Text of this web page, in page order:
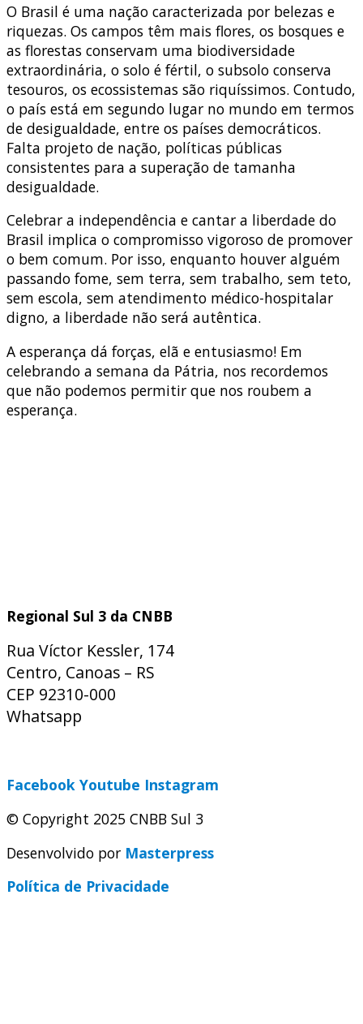
O Brasil é uma nação caracterizada por belezas e
riquezas. Os campos têm mais flores, os bosques e
as florestas conservam uma biodiversidade
extraordinária, o solo é fértil, o subsolo conserva
tesouros, os ecossistemas são riquíssimos. Contudo,
o país está em segundo lugar no mundo em termos
de desigualdade, entre os países democráticos.
Falta projeto de nação, políticas públicas
consistentes para a superação de tamanha
desigualdade.
Celebrar a independência e cantar a liberdade do
Brasil implica o compromisso vigoroso de promover
o bem comum. Por isso, enquanto houver alguém
passando fome, sem terra, sem trabalho, sem teto,
sem escola, sem atendimento médico-hospitalar
digno, a liberdade não será autêntica.
A esperança dá forças, elã e entusiasmo! Em
celebrando a semana da Pátria, nos recordemos
que não podemos permitir que nos roubem a
esperança.
Regional Sul 3 da CNBB
Rua Víctor Kessler, 174
Centro, Canoas – RS
CEP 92310-000
Whatsapp
Facebook Youtube Instagram
© Copyright 2025 CNBB Sul 3
Desenvolvido por Masterpress
Política de Privacidade